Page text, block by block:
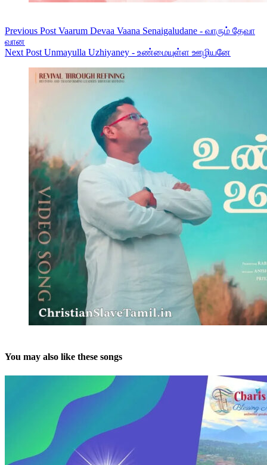
Previous Post Vaarum Devaa Vaana Senaigaludane - வாரும் தேவா
வான
Next Post Unmayulla Uzhiyaney - உண்மையுள்ள ஊழியனே
You may also like these songs